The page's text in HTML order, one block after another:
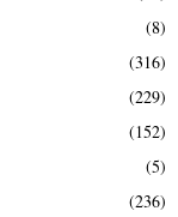
(8)
(316)
(229)
(152)
(5)
(236)